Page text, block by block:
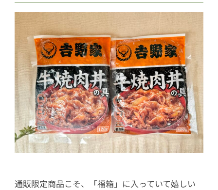
通販限定商品こそ、「福箱」に入っていて嬉しい